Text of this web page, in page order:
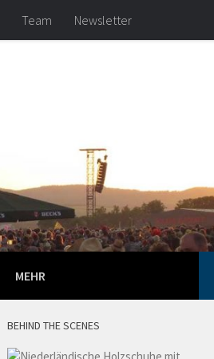
Team Newsletter
MEHR
BEHIND THE SCENES